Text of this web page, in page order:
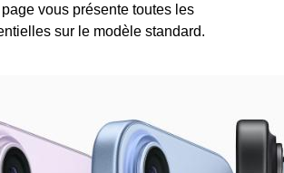
page vous présente toutes les
sur le modèle standard.